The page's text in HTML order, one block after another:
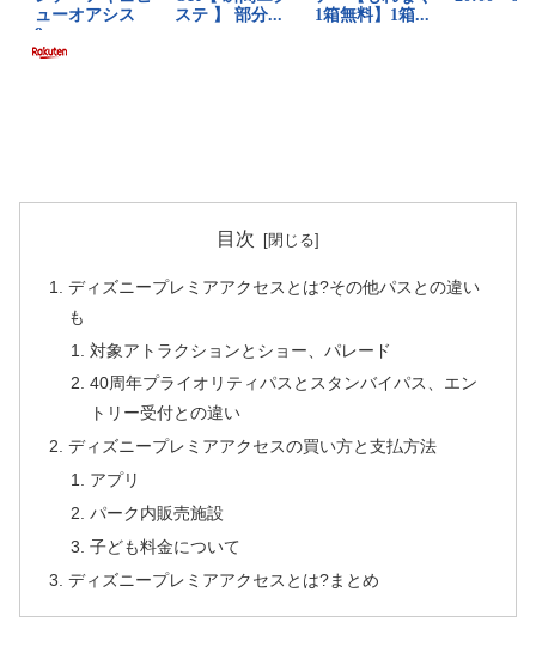
目次
ディズニープレミアアクセスとは?その他パスとの違い
も
対象アトラクションとショー、パレード
40周年プライオリティパスとスタンバイパス、エン
トリー受付との違い
ディズニープレミアアクセスの買い方と支払方法
アプリ
パーク内販売施設
子ども料金について
ディズニープレミアアクセスとは?まとめ